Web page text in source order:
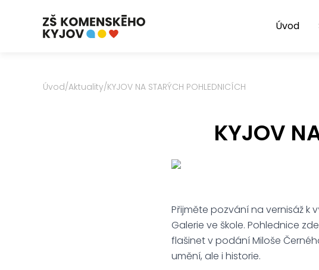
Úvod
Úvod/Aktuality/KYJOV NA STARÝCH POHLEDNICÍCH
KYJOV
Přijměte pozvání na vernisáž
Galerie ve škole. Pohlednice
flašinet v podání Miloše
umění, ale i historie.